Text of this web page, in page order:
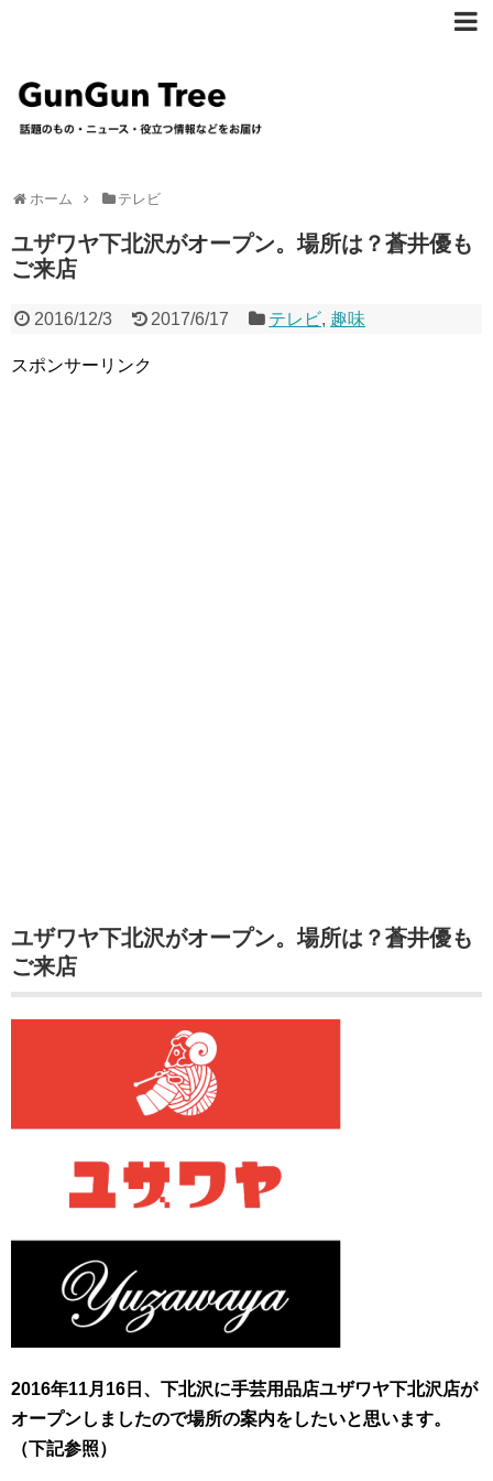
ホーム テレビ
ユザワヤ下北沢がオープン。場所は？蒼井優も
ご来店
2016/12/3 2017/6/17 テレビ, 趣味
スポンサーリンク
ユザワヤ下北沢がオープン。場所は？蒼井優も
ご来店
2016年11月16日、下北沢に手芸用品店ユザワヤ下北沢店が
オープンしましたので場所の案内をしたいと思います。
（下記参照）